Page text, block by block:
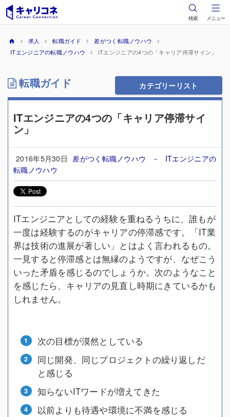
検索 メニュー
求人 転職ガイド
差がつく転職ノウハウ
ITエンジニアの転職ノウハウ
ITエンジニアの4つの「キャリア停滞サイン」
転職ガイド カテゴリーリスト
ITエンジニアの4つの「キャリア停滞サイ
ン」
2016年5月30日 差がつく転職ノウハウ － ITエンジニアの
転職ノウハウ
ITエンジニアとしての経験を重ねるうちに、誰もが
一度は経験するのがキャリアの停滞感です。「IT業
界は技術の進展が著しい」とはよく言われるもの。
一見すると停滞感とは無縁のようですが、なぜこう
いった矛盾を感じるのでしょうか。次のようなこと
を感じたら、キャリアの見直し時期にきているかも
しれません。
次の目標が漠然としている
同じ開発、同じプロジェクトの繰り返しだ
と感じる
知らないITワードが増えてきた
以前よりも待遇や環境に不満を感じる